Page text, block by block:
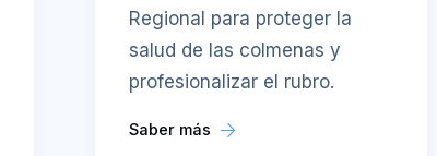
Regional para proteger la
salud de las colmenas y
profesionalizar el rubro.
Saber más